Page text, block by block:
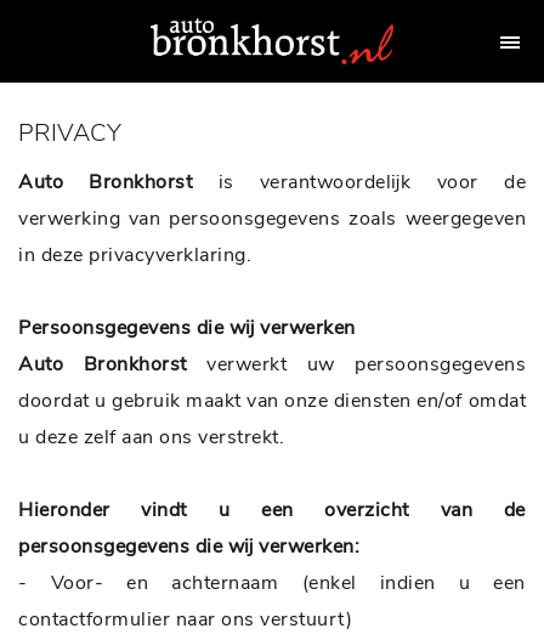
PRIVACY
Auto Bronkhorstis verantwoordelijk voor de
verwerking van persoonsgegevens zoals weergegeven
in deze privacyverklaring.
Persoonsgegevens die wij verwerken
Auto Bronkhorstverwerkt uw persoonsgegevens
doordat u gebruik maakt van onze diensten en/of omdat
u deze zelf aan ons verstrekt.
Hieronder vindt u een overzicht van de
persoonsgegevens die wij verwerken:
- Voor- en achternaam (enkel indien u een
contactformulier naar ons verstuurt)